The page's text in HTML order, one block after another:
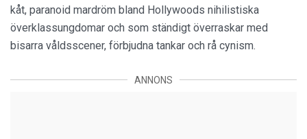
kåt, paranoid mardröm bland Hollywoods nihilistiska
överklassungdomar och som ständigt överraskar med
bisarra våldsscener, förbjudna tankar och rå cynism.
ANNONS